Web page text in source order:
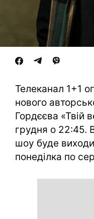
Телеканал 1+1
нового
Гордєєва «Твій
грудня о 22:45.
шоу буде
понеділка по